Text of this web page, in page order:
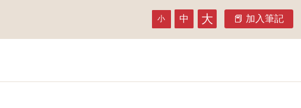
小 中 大 加入筆記